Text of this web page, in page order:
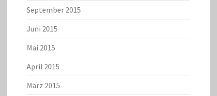
September 2015
Juni 2015
Mai 2015
April 2015
März 2015